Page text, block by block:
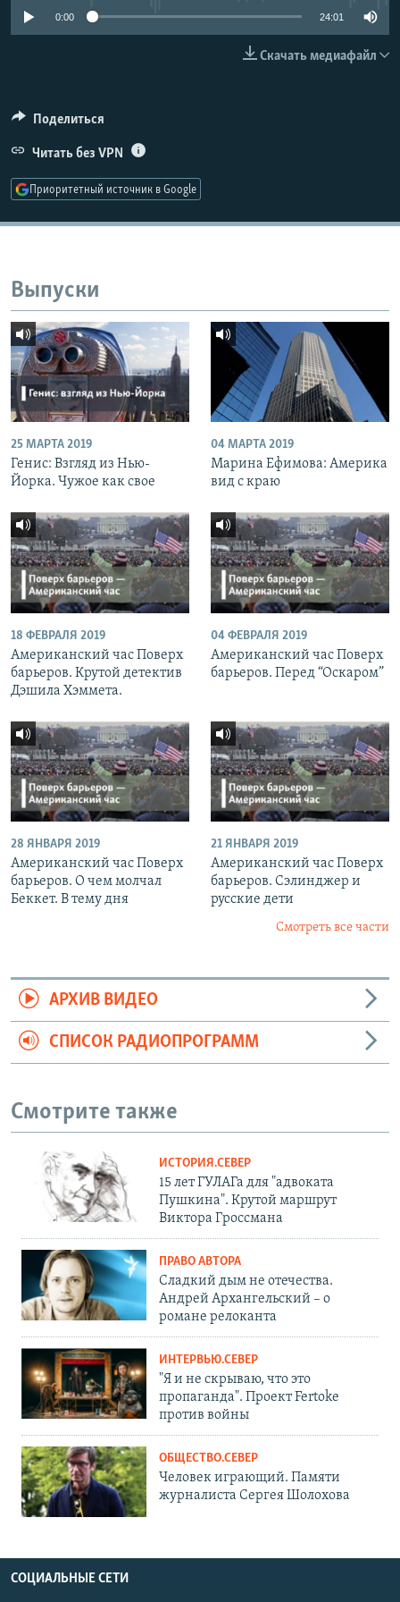
РАСПИСАНИЕ ВЕЩАНИЯ
Все сайты РСЕ/РС
0:00 24:01
Скачать медиафайл
Поделиться
Читать без VPN
Приоритетный источник в Google
Выпуски
25 МАРТА 2019
Генис: Взгляд из Нью-
Йорка. Чужое как свое
04 МАРТА 2019
Марина Ефимова: Америка
вид с краю
18 ФЕВРАЛЯ 2019
Американский час Поверх
барьеров. Крутой детектив
Дэшила Хэммета.
04 ФЕВРАЛЯ 2019
Американский час Поверх
барьеров. Перед “Оскаром”
28 ЯНВАРЯ 2019
Американский час Поверх
барьеров. О чем молчал
Беккет. В тему дня
21 ЯНВАРЯ 2019
Американский час Поверх
барьеров. Сэлинджер и
русские дети
Смотреть все части
АРХИВ ВИДЕО
СПИСОК РАДИОПРОГРАММ
Смотрите также
ИСТОРИЯ.СЕВЕР
15 лет ГУЛАГа для "адвоката
Пушкина". Крутой маршрут
Виктора Гроссмана
ПРАВО АВТОРА
Сладкий дым не отечества.
Андрей Архангельский – о
романе релоканта
ИНТЕРВЬЮ.СЕВЕР
"Я и не скрываю, что это
пропаганда". Проект Fertoke
против войны
ОБЩЕСТВО.СЕВЕР
Человек играющий. Памяти
журналиста Сергея Шолохова
СОЦИАЛЬНЫЕ СЕТИ